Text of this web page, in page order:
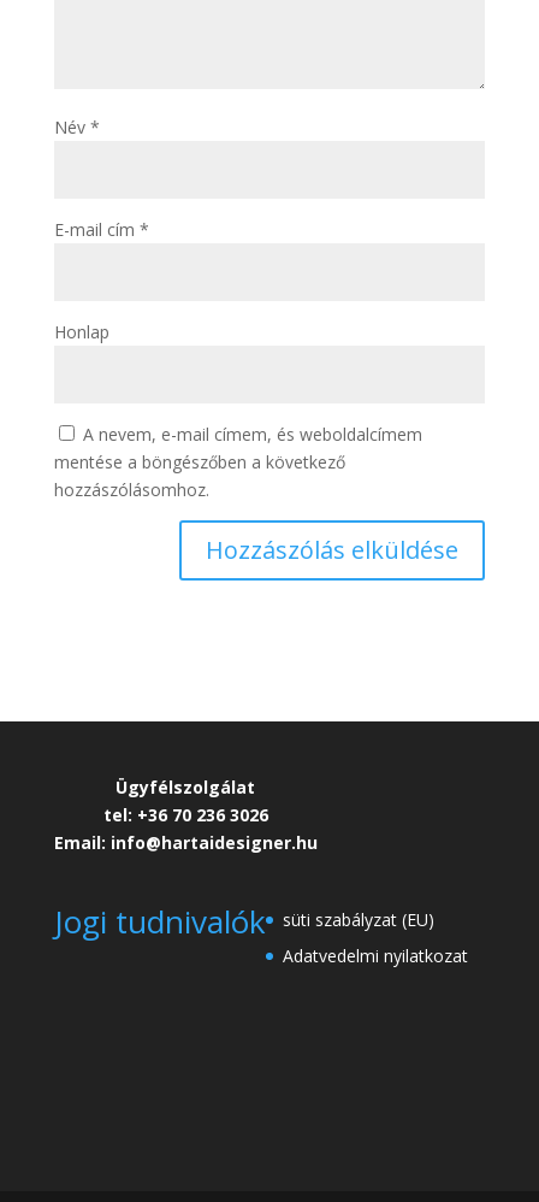
Név *
E-mail cím *
Honlap
A nevem, e-mail címem, és weboldalcímem
mentése a böngészőben a következő
hozzászólásomhoz.
Ügyfélszolgálat
tel: +36 70 236 3026
Email: info@hartaidesigner.hu
Jogi tudnivalók
süti szabályzat (EU)
Adatvedelmi nyilatkozat